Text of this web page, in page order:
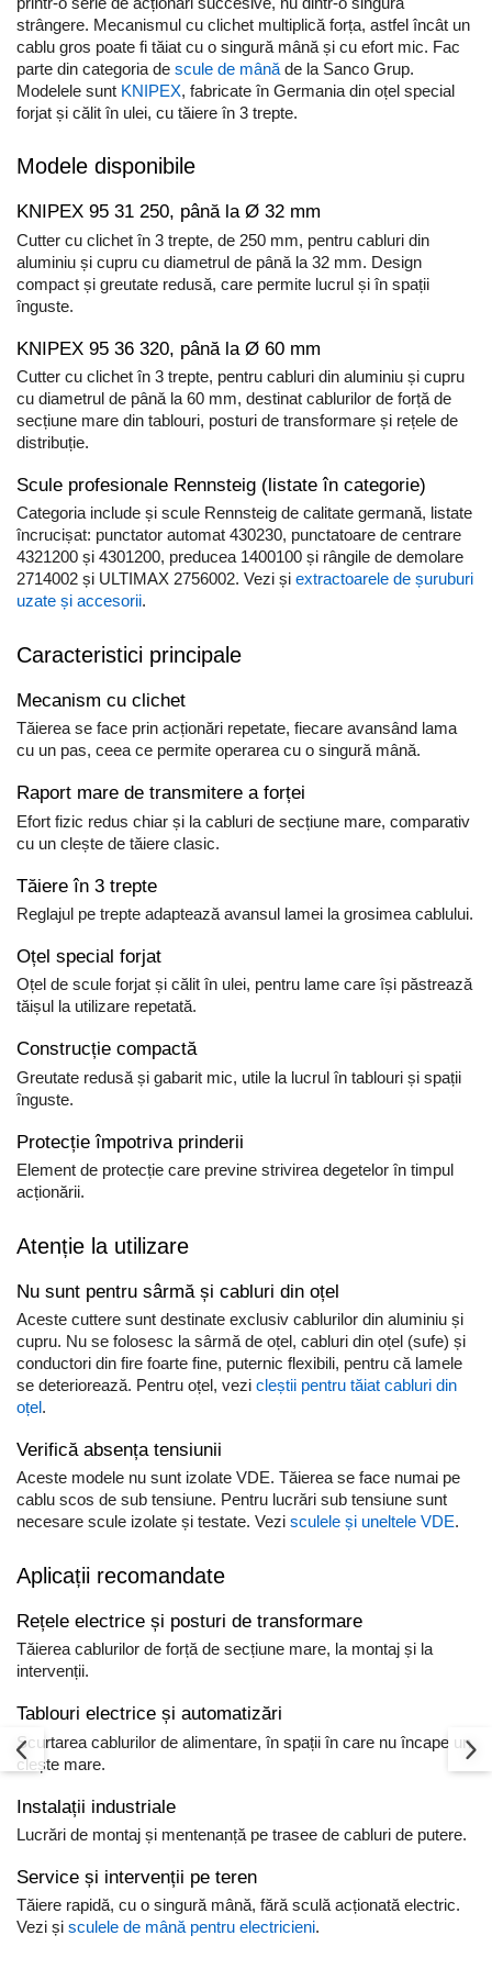
Etichete Aimo Phomemo M110 |
M200 | M220
Etichete Aimo rotunde
Etichete bijuterii Aimo Phomemo
Batoane silicon pentru decoratiuni
Batoane silicon cu sclipici
Batoane silicon Rapid Fun to Fix
Batoane silicon PVC/ Cabluri
Batoane silicon pluta
Batoane silicon piele intoarsa
Duze pentru pistoale de lipit
Clesti pentru nituri si popnituri
Nituri etansare Rapid
Nituri High performance Rapid
Nituri automotive Rapid colorate
Pistoale pneumatice batut cuie in
banda
Pistoale pneumatice duale batut
Preducele si Clesti pentru ocheti
finisare bannere
Preducele Rapid
Capse, Pini si Cuie
Cuie Rapid
anticondens
Truse de chei WERA
Truse de scule combinate pentru
electrieni
Extractor conectori Engineer
Geanta | Rucsac pentru scule
Instrumente recuperatoare
magnetice
Pompe aspirator fludor si accesorii
Scule
Scule de mana electricieni
Scule de mana KNIPEX
Scule multifunctionale si accesorii
Scule pentru aviatie
Scule pentru constructii navale si
intretinere nave
Scule pentru instalari panouri
Scule pentru reparatii biciclete |
motociclete
Scule si unelte VDE
Scule unelte lucru la inaltime
Surubelnite
Surubelnite testare tensiune (Engineer)
Surubelnite VDE KNIPEX
Surubelnite Inox
Surubelnite Electricieni
Extractoare suruburi uzate si
Dalti electricieni si punctatoare
Reinnsteig
strângere. Mecanismul cu clichet multiplică forța, astfel încât un
cablu gros poate fi tăiat cu o singură mână și cu efort mic. Fac
parte din categoria de scule de mână de la Sanco Grup.
Modelele sunt KNIPEX, fabricate în Germania din oțel special
forjat și călit în ulei, cu tăiere în 3 trepte.
Modele disponibile
KNIPEX 95 31 250, până la Ø 32 mm
Cutter cu clichet în 3 trepte, de 250 mm, pentru cabluri din
aluminiu și cupru cu diametrul de până la 32 mm. Design
compact și greutate redusă, care permite lucrul și în spații
înguste.
KNIPEX 95 36 320, până la Ø 60 mm
Cutter cu clichet în 3 trepte, pentru cabluri din aluminiu și cupru
cu diametrul de până la 60 mm, destinat cablurilor de forță de
secțiune mare din tablouri, posturi de transformare și rețele de
distribuție.
Scule profesionale Rennsteig (listate în categorie)
Categoria include și scule Rennsteig de calitate germană, listate
încrucișat: punctator automat 430230, punctatoare de centrare
4321200 și 4301200, preducea 1400100 și rângile de demolare
2714002 și ULTIMAX 2756002. Vezi și extractoarele de șuruburi
uzate și accesorii.
Caracteristici principale
Mecanism cu clichet
Tăierea se face prin acționări repetate, fiecare avansând lama
cu un pas, ceea ce permite operarea cu o singură mână.
Raport mare de transmitere a forței
Efort fizic redus chiar și la cabluri de secțiune mare, comparativ
cu un clește de tăiere clasic.
Tăiere în 3 trepte
Reglajul pe trepte adaptează avansul lamei la grosimea cablului.
Oțel special forjat
Oțel de scule forjat și călit în ulei, pentru lame care își păstrează
tăișul la utilizare repetată.
Construcție compactă
Greutate redusă și gabarit mic, utile la lucrul în tablouri și spații
înguste.
Protecție împotriva prinderii
Element de protecție care previne strivirea degetelor în timpul
acționării.
Atenție la utilizare
Nu sunt pentru sârmă și cabluri din oțel
Aceste cuttere sunt destinate exclusiv cablurilor din aluminiu și
cupru. Nu se folosesc la sârmă de oțel, cabluri din oțel (sufe) și
conductori din fire foarte fine, puternic flexibili, pentru că lamele
se deteriorează. Pentru oțel, vezi cleștii pentru tăiat cabluri din
oțel .
Verifică absența tensiunii
Aceste modele nu sunt izolate VDE. Tăierea se face numai pe
cablu scos de sub tensiune. Pentru lucrări sub tensiune sunt
necesare scule izolate și testate. Vezi sculele și uneltele VDE.
Aplicații recomandate
Rețele electrice și posturi de transformare
Tăierea cablurilor de forță de secțiune mare, la montaj și la
intervenții.
Tablouri electrice și automatizări
Scurtarea cablurilor de alimentare, în spații în care nu încape un
clește mare.
Instalații industriale
Lucrări de montaj și mentenanță pe trasee de cabluri de putere.
Service și intervenții pe teren
Tăiere rapidă, cu o singură mână, fără sculă acționată electric.
Vezi și sculele de mână pentru electricieni.